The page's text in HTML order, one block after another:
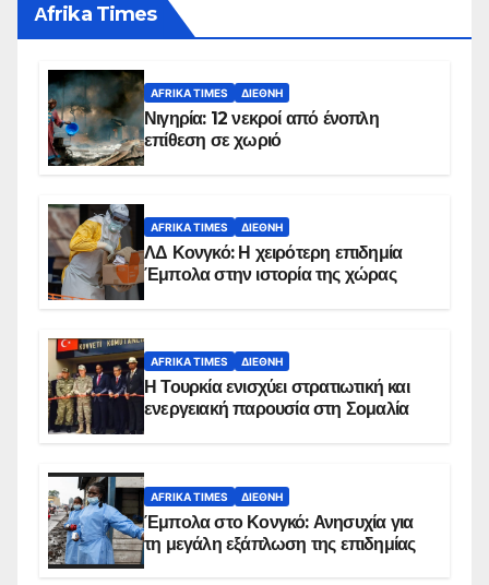
Αfrika Times
AFRIKA TIMES ΔΙΕΘΝΉ
Νιγηρία: 12 νεκροί από ένοπλη
επίθεση σε χωριό
AFRIKA TIMES ΔΙΕΘΝΉ
ΛΔ Κονγκό: Η χειρότερη επιδημία
Έμπολα στην ιστορία της χώρας
AFRIKA TIMES ΔΙΕΘΝΉ
Η Τουρκία ενισχύει στρατιωτική και
ενεργειακή παρουσία στη Σομαλία
AFRIKA TIMES ΔΙΕΘΝΉ
Έμπολα στο Κονγκό: Ανησυχία για
τη μεγάλη εξάπλωση της επιδημίας